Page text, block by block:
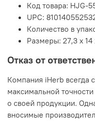
Код товара: HJG-
UPC:
Количество в
Размеры: 27,3 x 14
Отказ от
Компания iHerb всегда
максимальной
о своей продукции.
вносимые